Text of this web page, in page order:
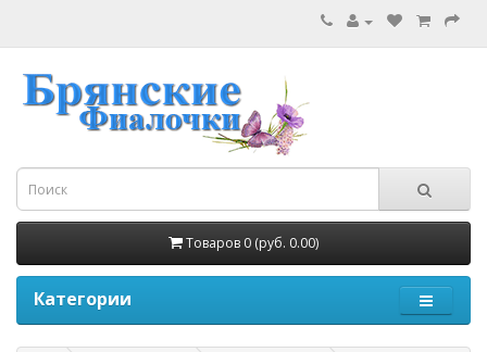
Товаров 0 (руб. 0.00)
Категории